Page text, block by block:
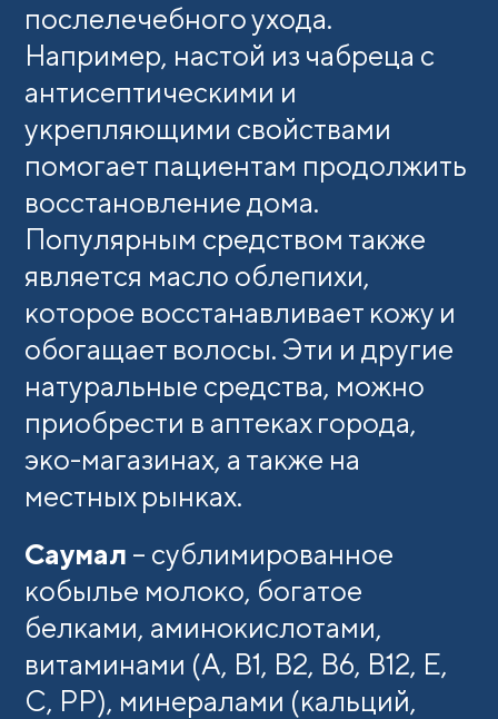
послелечебного ухода.
Например, настой из чабреца с
антисептическими и
укрепляющими свойствами
помогает пациентам продолжить
восстановление дома.
Популярным средством также
является масло облепихи,
которое восстанавливает кожу и
обогащает волосы. Эти и другие
натуральные средства, можно
приобрести в аптеках города,
эко-магазинах, а также на
местных рынках.
Саумал – сублимированное
кобылье молоко, богатое
белками, аминокислотами,
витаминами (A, B1, B2, B6, B12, E,
C, PP), минералами (кальций,